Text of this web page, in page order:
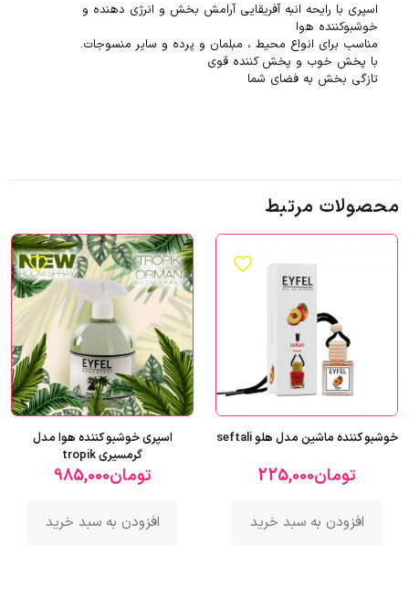
اسپری با رایحه انبه آفریقایی آرامش بخش و انرژی دهنده و
خوشبوکننده هوا
مناسب برای انواع محیط ، مبلمان و پرده و سایر منسوجات.
با پخش خوب و پخش کننده قوی
تازگی بخش به فضای شما
محصولات مرتبط
خوشبو کننده ماشین مدل هلو seftali
تومان225,000
افزودن به سبد خرید
اسپری خوشبو کننده هوا مدل
گرمسیری tropik
تومان985,000
افزودن به سبد خرید